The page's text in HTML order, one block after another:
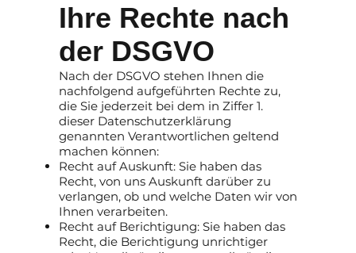
Ihre Rechte nach
der DSGVO
Nach der DSGVO stehen Ihnen die
nachfolgend aufgeführten Rechte zu,
die Sie jederzeit bei dem in Ziffer 1.
dieser Datenschutzerklärung
genannten Verantwortlichen geltend
machen können:
Recht auf Auskunft: Sie haben das
Recht, von uns Auskunft darüber zu
verlangen, ob und welche Daten wir von
Ihnen verarbeiten.
Recht auf Berichtigung: Sie haben das
Recht, die Berichtigung unrichtiger